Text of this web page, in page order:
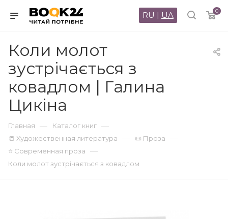
0
RU | UA
Коли молот
зустрічається з
ковадлом | Галина
Цикіна
Главная — Каталог книг —
📒 Художественная литература — 📜 Проза —
⭐ Современная проза —
Коли молот зустрічається з ковадлом